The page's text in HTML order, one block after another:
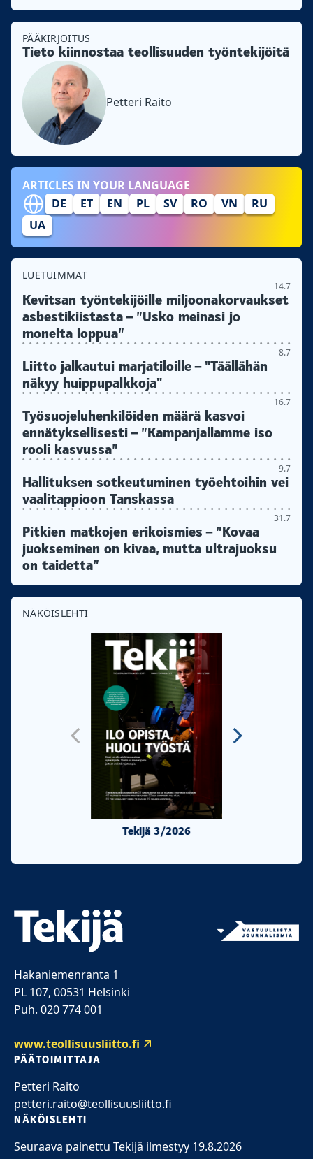
PÄÄKIRJOITUS
Tieto kiinnostaa teollisuuden työntekijöitä
Petteri Raito
ARTICLES IN YOUR LANGUAGE
DE
ET EN PL SV RO VN
RU
UA
LUETUIMMAT
14.7
Kevitsan työntekijöille miljoonakorvaukset
asbestikiistasta – ”Usko meinasi jo
monelta loppua”
8.7
Liitto jalkautui marjatiloille – "Täällähän
näkyy huippupalkkoja"
16.7
Työsuojeluhenkilöiden määrä kasvoi
ennätyksellisesti – ”Kampanjallamme iso
rooli kasvussa”
9.7
Hallituksen sotkeutuminen työehtoihin vei
vaalitappioon Tanskassa
31.7
Pitkien matkojen erikoismies – ”Kovaa
juokseminen on kivaa, mutta ultrajuoksu
on taidetta”
NÄKÖISLEHTI
Tekijä 3/2026
Hakaniemenranta 1
PL 107, 00531 Helsinki
Puh. 020 774 001
www.teollisuusliitto.fi
PÄÄTOIMITTAJA
Petteri Raito
petteri.raito@teollisuusliitto.fi
NÄKÖISLEHTI
Seuraava painettu Tekijä ilmestyy 19.8.2026